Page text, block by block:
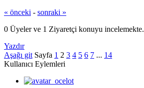
« önceki - sonraki »
0 Üyeler ve 1 Ziyaretçi konuyu incelemekte.
Yazdır
Aşağı git Sayfa 1 2 3 4 5 6 7 ... 14
Kullanıcı Eylemleri